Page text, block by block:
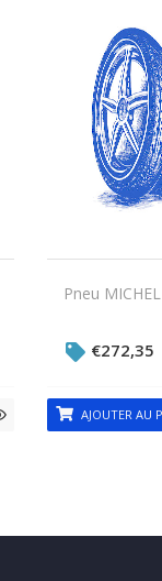
Pneu
€272,35
AJOUTER AU